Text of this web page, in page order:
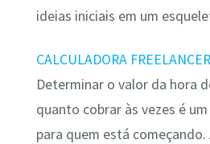
ideias iniciais em um
CALCULADORA FREELANCER
Determinar o valor da hora
quanto cobrar às vezes é
para quem está começando.